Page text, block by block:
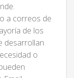
a correos de
de los
desarrollan
o